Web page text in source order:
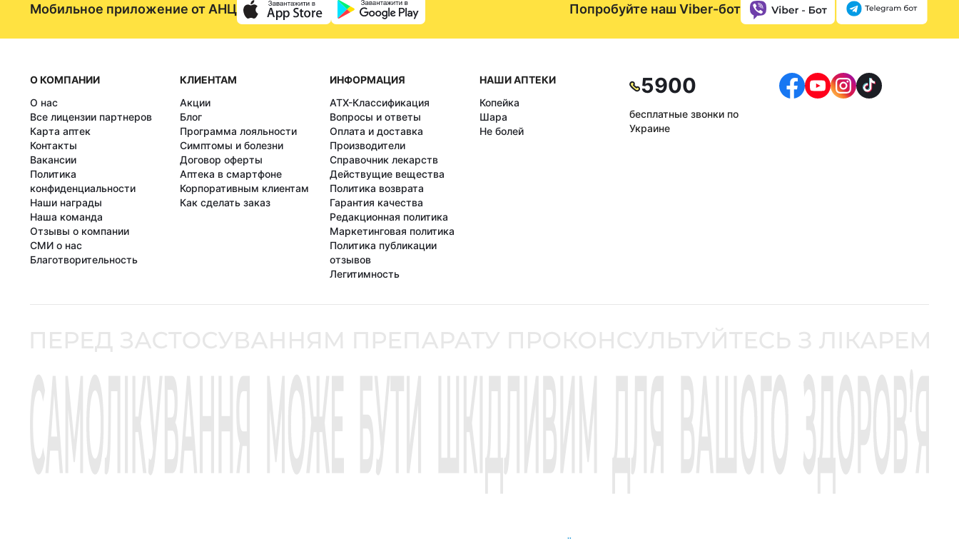
Мобильное приложение от АНЦ Попробуйте наш Viber-бот
О КОМПАНИИ
О нас
Все лицензии партнеров
Карта аптек
Контакты
Вакансии
Политика
конфиденциальности
Наши награды
Наша команда
Отзывы о компании
СМИ о нас
Благотворительность
КЛИЕНТАМ
Акции
Блог
Программа лояльности
Симптомы и болезни
Договор оферты
Аптека в смартфоне
Корпоративным клиентам
Как сделать заказ
ИНФОРМАЦИЯ
АТХ-Классификация
Вопросы и ответы
Оплата и доставка
Производители
Справочник лекарств
Действущие вещества
Политика возврата
Гарантия качества
Редакционная политика
Маркетинговая политика
Политика публикации
отзывов
Легитимность
НАШИ АПТЕКИ
Копейка
Шара
Не болей
5900
бесплатные звонки по
Украине